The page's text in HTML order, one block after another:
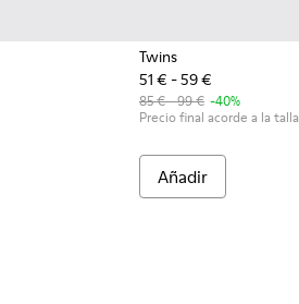
Twins
51 € - 59 €
85 € - 99 € -40%
Precio final acorde a la talla
Añadir